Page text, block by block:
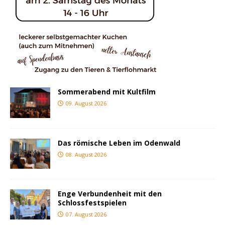
Sommerabend mit Kultfilm
09. August 2026
Das römische Leben im Odenwald
08. August 2026
Enge Verbundenheit mit den
Schlossfestspielen
07. August 2026